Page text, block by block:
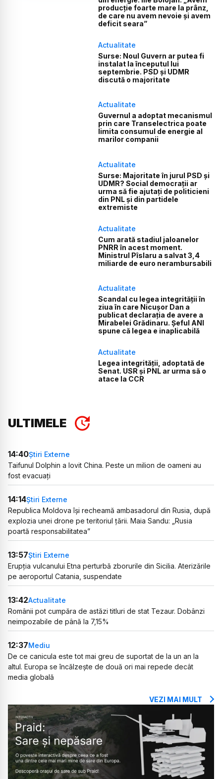
producție foarte mare la prânz,
de care nu avem nevoie și avem
deficit seara”
Actualitate
Surse: Noul Guvern ar putea fi
instalat la începutul lui
septembrie. PSD și UDMR
discută o majoritate
Actualitate
Guvernul a adoptat mecanismul
prin care Transelectrica poate
limita consumul de energie al
marilor companii
Actualitate
Surse: Majoritate în jurul PSD și
UDMR? Social democrații ar
urma să fie ajutați de politicieni
din PNL și din partidele
extremiste
Actualitate
Cum arată stadiul jaloanelor
PNRR în acest moment.
Ministrul Pîslaru a salvat 3,4
miliarde de euro nerambursabili
Actualitate
Scandal cu legea integrității în
ziua în care Nicușor Dan a
publicat declarația de avere a
Mirabelei Grădinaru. Șeful ANI
spune că legea e inaplicabilă
Actualitate
Legea integrității, adoptată de
Senat. USR și PNL ar urma să o
atace la CCR
ULTIMELE
14:40Știri Externe
Taifunul Dolphin a lovit China. Peste un milion de oameni au
fost evacuați
14:14Știri Externe
Republica Moldova își recheamă ambasadorul din Rusia, după
explozia unei drone pe teritoriul țării. Maia Sandu: „Rusia
poartă responsabilitatea”
13:57Știri Externe
Erupția vulcanului Etna perturbă zborurile din Sicilia. Aterizările
pe aeroportul Catania, suspendate
13:42Actualitate
Românii pot cumpăra de astăzi titluri de stat Tezaur. Dobânzi
neimpozabile de până la 7,15%
12:37Mediu
De ce canicula este tot mai greu de suportat de la un an la
altul. Europa se încălzește de două ori mai repede decât
media globală
VEZI MAI MULT